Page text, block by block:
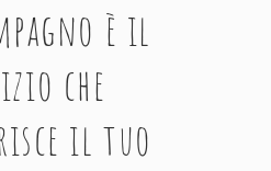
è il
che
il tuo